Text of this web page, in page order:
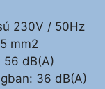
230V / 50Hz
mm2
56 dB(A)
36 dB(A)